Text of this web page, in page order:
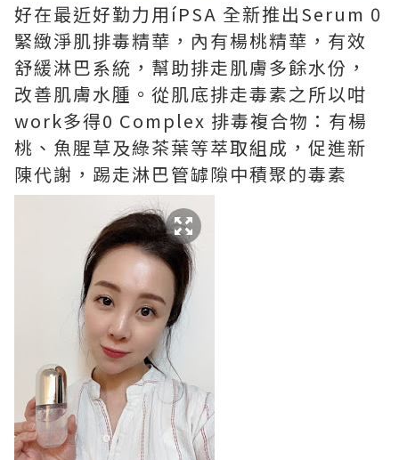
好在最近好勤力用íPSA 全新推出Serum 0
緊緻淨肌排毒精華，內有楊桃精華，有效
舒緩淋巴系統，幫助排走肌膚多餘水份，
改善肌膚水腫。從肌底排走毒素之所以咁
work多得0 Complex 排毒複合物：有楊
桃、魚腥草及綠茶葉等萃取組成，促進新
陳代謝，踢走淋巴管罅隙中積聚的毒素